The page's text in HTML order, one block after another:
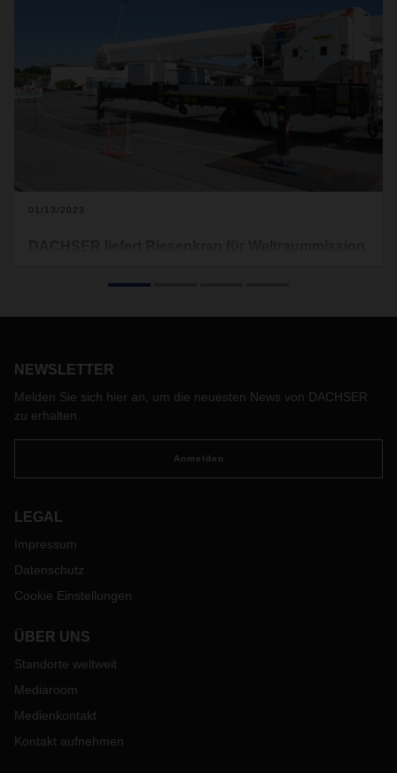
01/13/2023
verladen werden. Seine Bestimmung: Nichts Geringeres als
Doch dann mussten alle sorgfältigen Planungen über den
Haufen geworfen werden.
NEWSLETTER
Melden Sie sich hier an, um die neuesten News von DACHSER
zu erhalten.
Anmelden
LEGAL
Impressum
Datenschutz
Cookie Einstellungen
ÜBER UNS
Standorte weltweit
Mediaroom
Medienkontakt
Kontakt aufnehmen